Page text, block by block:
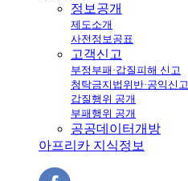
정보공개
제도소개
사전정보공표
고객신고
부정부패·갑질피해 신고
청탁금지법위반·공익신고
갑질행위 공개
부패행위 공개
공공데이터개방
아프리카 지식정보